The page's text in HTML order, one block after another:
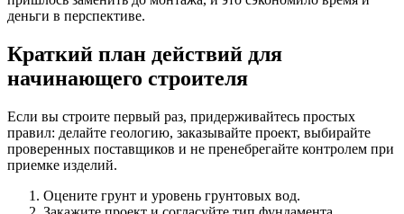
деньги в перспективе.
Краткий план действий для
начинающего строителя
Если вы строите первый раз, придерживайтесь простых
правил: делайте геологию, заказывайте проект, выбирайте
проверенных поставщиков и не пренебрегайте контролем при
приемке изделий.
Оцените грунт и уровень грунтовых вод.